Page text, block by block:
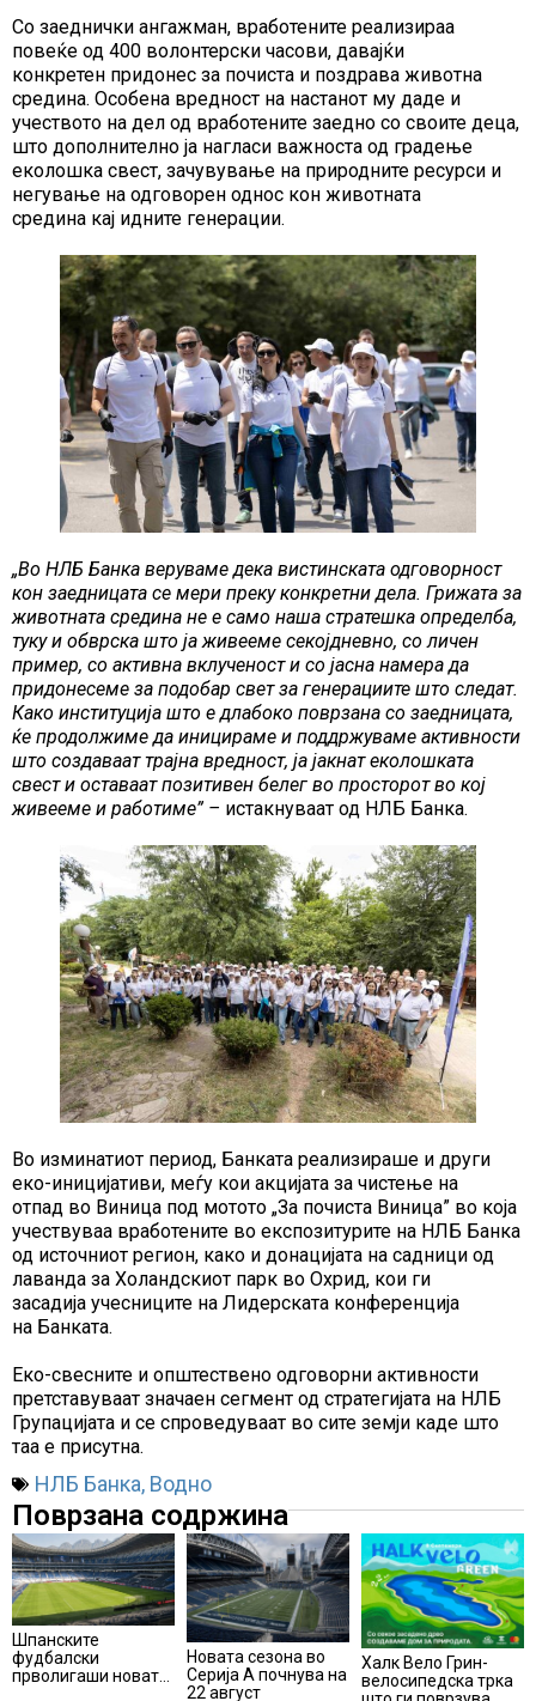
Со заеднички ангажман, вработените реализираа
повеќе од 400 волонтерски часови, давајќи
конкретен придонес за почиста и поздрава животна
средина. Особена вредност на настанот му даде и
учеството на дел од вработените заедно со своите деца,
што дополнително ја нагласи важноста од градење
еколошка свест, зачувување на природните ресурси и
негување на одговорен однос кон животната
средина кај идните генерации.
„Во НЛБ Банка веруваме дека вистинската одговорност
кон заедницата се мери преку конкретни дела. Грижата за
животната средина не е само наша стратешка определба,
туку и обврска што ја живееме секојдневно, со личен
пример, со активна вклученост и со јасна намера да
придонесеме за подобар свет за генерациите што следат.
Како институција што е длабоко поврзана со заедницата,
ќе продолжиме да иницираме и поддржуваме активности
што создаваат трајна вредност, ја јакнат еколошката
свест и оставаат позитивен белег во просторот во кој
живееме и работиме” – истакнуваат од НЛБ Банка.
Во изминатиот период, Банката реализираше и други
еко-иницијативи, меѓу кои акцијата за чистење на
отпад во Виница под мотото „За почиста Виница” во која
учествуваа вработените во експозитурите на НЛБ Банка
од источниот регион, како и донацијата на садници од
лаванда за Холандскиот парк во Охрид, кои ги
засадија учесниците на Лидерската конференција
на Банката.
Еко-свесните и општествено одговорни активности
претставуваат значаен сегмент од стратегијата на НЛБ
Групацијата и се спроведуваат во сите земји каде што
таа е присутна.
НЛБ Банка, Водно
Поврзана содржина
Шпанските
фудбалски
прволигаши новата
Новата сезона во
Серија А почнува на
22 август
Халк Вело Грин-
велосипедска трка